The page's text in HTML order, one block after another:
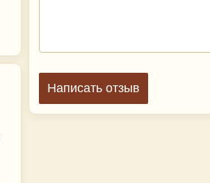
Написать отзыв